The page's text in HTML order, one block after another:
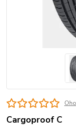
Cargoproof C